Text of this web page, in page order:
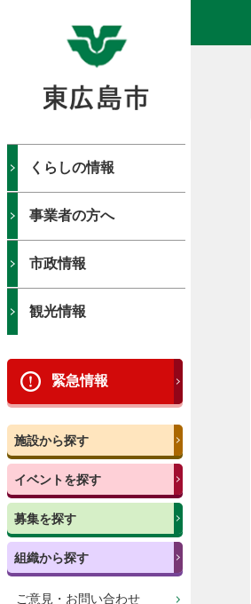
くらしの情報
事業者の方へ
市政情報
観光情報
緊急情報
施設から探す
イベントを探す
募集を探す
組織から探す
ご意見・お問い合わせ